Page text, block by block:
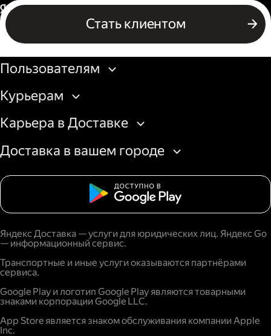
Стать клиентом
Россия
Бизнесу
Пользователям
Курьерам
Карьера в Доставке
Доставка в вашем городе
Яндекс Доставка — услуги для юридических лиц. Яндекс Go
— информационный сервис.
Транспортные и иные услуги оказываются партнёрами
сервиса.
Google Play и логотип Google Play являются товарными
знаками корпорации Google LLC.
App Store является знаком обслуживания компании Apple
Inc.